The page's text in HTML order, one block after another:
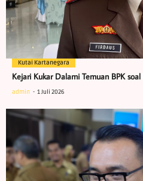
Kutai Kartanegara
Kejari Kukar Dalami Temuan BPK
admin 1 Juli 2026